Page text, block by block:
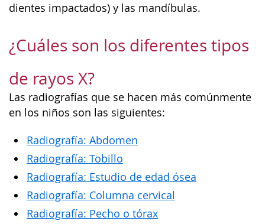
dientes impactados) y las mandíbulas.
¿Cuáles son los diferentes tipos
de rayos X?
Las radiografías que se hacen más comúnmente
en los niños son las siguientes:
Radiografía: Abdomen
Radiografía: Tobillo
Radiografía: Estudio de edad ósea
Radiografía: Columna cervical
Radiografía: Pecho o tórax